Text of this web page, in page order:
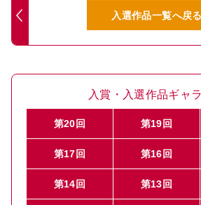
入選作品一覧へ戻る
入賞・入選作品ギャ
第20回 第19回
第17回 第16回
第14回 第13回